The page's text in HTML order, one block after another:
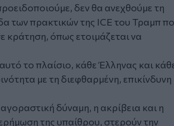
δεν θα ανεχθούμε τη
των πρακτικών της ICE του Τραμπ
κράτηση, όπως ετοιμάζεται να
το πλαίσιο, κάθε Έλληνας και
με τη διεφθαρμένη, επικίνδυνη
δύναμη, η ακρίβεια και η
της υπαίθρου, στερούν την